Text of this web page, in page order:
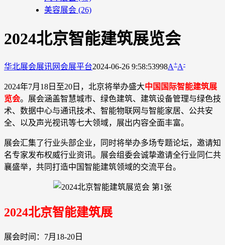
美容展会 (26)
2024北京智能建筑展览会
华北展会展讯网会展平台2024-06-26 9:58:53998A+A-
2024年7月18日至20日，北京将举办盛大中国国际智能建筑展
览会。展会涵盖智慧城市、绿色建筑、建筑设备管理与绿色技
术、数据中心与通讯技术、智能物联网与智能家居、公共安
全、以及声光视讯等七大领域，展出内容全面丰富。
展会汇集了行业头部企业，同时将举办多场专题论坛，邀请知
名专家发布权威行业资讯。展会组委会诚挚邀请全行业同仁共
襄盛举，共同打造中国智能建筑领域的交流平台。
2024北京智能建筑展
展会时间：7月18-20日